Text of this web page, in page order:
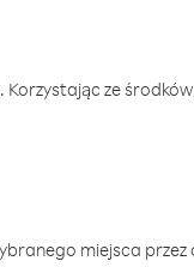
ze
miejsca przez